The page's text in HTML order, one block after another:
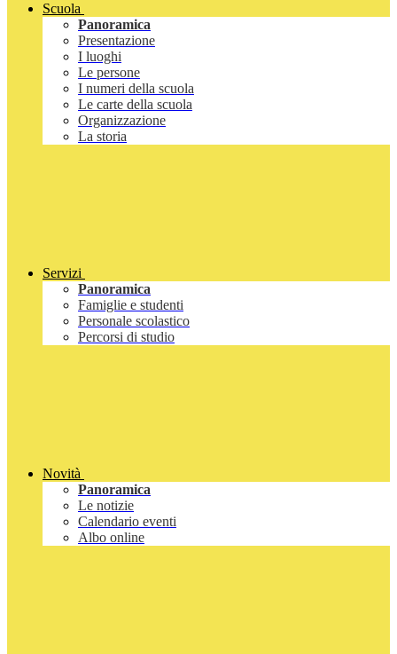
Scuola
Panoramica
Presentazione
I luoghi
Le persone
I numeri della scuola
Le carte della scuola
Organizzazione
La storia
Servizi
Panoramica
Famiglie e studenti
Personale scolastico
Percorsi di studio
Novità
Panoramica
Le notizie
Calendario eventi
Albo online